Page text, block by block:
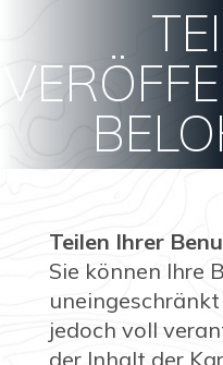
Teilen Ihrer
Sie können Ihre
jedoch voll
der Inhalt der